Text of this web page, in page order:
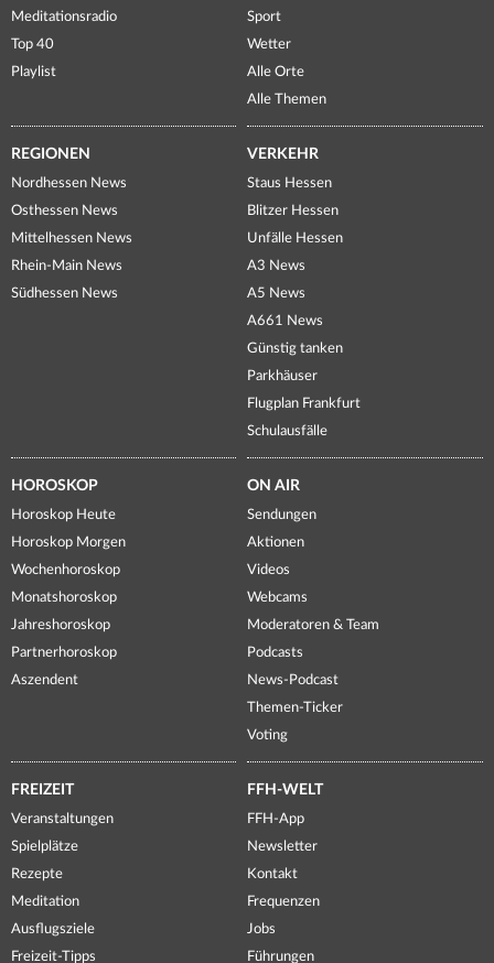
Meditationsradio
Top 40
Playlist
Sport
Wetter
Alle Orte
Alle Themen
REGIONEN
Nordhessen News
Osthessen News
Mittelhessen News
Rhein-Main News
Südhessen News
VERKEHR
Staus Hessen
Blitzer Hessen
Unfälle Hessen
A3 News
A5 News
A661 News
Günstig tanken
Parkhäuser
Flugplan Frankfurt
Schulausfälle
HOROSKOP
Horoskop Heute
Horoskop Morgen
Wochenhoroskop
Monatshoroskop
Jahreshoroskop
Partnerhoroskop
Aszendent
ON AIR
Sendungen
Aktionen
Videos
Webcams
Moderatoren & Team
Podcasts
News-Podcast
Themen-Ticker
Voting
FREIZEIT
Veranstaltungen
Spielplätze
Rezepte
Meditation
Ausflugsziele
Freizeit-Tipps
FFH-WELT
FFH-App
Newsletter
Kontakt
Frequenzen
Jobs
Führungen